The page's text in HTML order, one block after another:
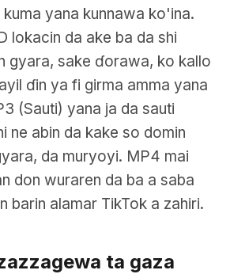
yana kunnawa ko'ina.
lokacin da ake ba da shi
gyara, sake ɗorawa, ko kallo
ɗin ya fi girma amma yana
(Sauti) yana ja da sauti
ne abin da kake so domin
da muryoyi. MP4 mai
don wuraren da ba a saba
barin alamar TikTok a zahiri.
ta gaza